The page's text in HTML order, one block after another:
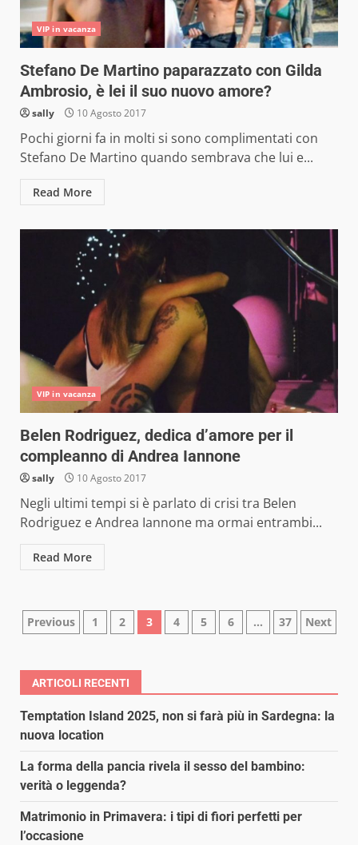
VIP in vacanza
Stefano De Martino paparazzato con Gilda
Ambrosio, è lei il suo nuovo amore?
sally 10 Agosto 2017
Pochi giorni fa in molti si sono complimentati con
Stefano De Martino quando sembrava che lui e...
Read More
VIP in vacanza
Belen Rodriguez, dedica d’amore per il
compleanno di Andrea Iannone
sally 10 Agosto 2017
Negli ultimi tempi si è parlato di crisi tra Belen
Rodriguez e Andrea Iannone ma ormai entrambi...
Read More
Paginazione
articoli
Previous 1 2 3 4 5 6 … 37 Next
ARTICOLI RECENTI
Temptation Island 2025, non si farà più in Sardegna: la
nuova location
La forma della pancia rivela il sesso del bambino:
verità o leggenda?
Matrimonio in Primavera: i tipi di fiori perfetti per
l’occasione